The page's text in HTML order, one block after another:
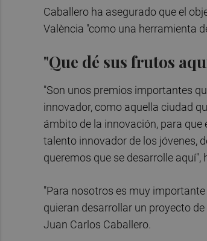
Caballero ha asegurado que el
València "como una herramienta
"Que dé sus frutos
"Son unos premios importantes
innovador, como aquella ciudad
ámbito de la innovación, para
talento innovador de los jóvenes,
queremos que se desarrolle aquí",
"Para nosotros es muy
quieran desarrollar un proyecto
Juan Carlos Caballero.